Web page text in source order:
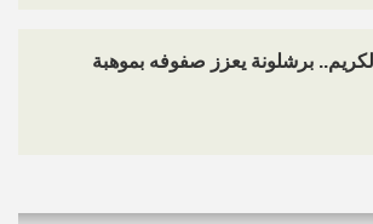
برشلونة يعزز صفوفه بموهبة